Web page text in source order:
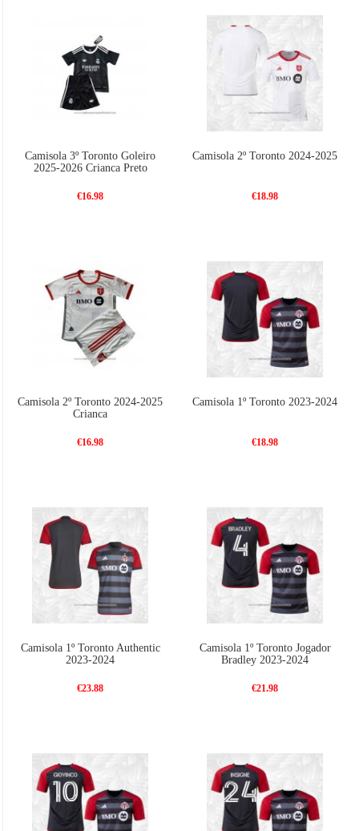
Camisola 3º Toronto Goleiro
2025-2026 Crianca Preto
€16.98
Camisola 2º Toronto 2024-2025
€18.98
Camisola 2º Toronto 2024-2025
Crianca
€16.98
Camisola 1º Toronto 2023-2024
€18.98
Camisola 1º Toronto Authentic
2023-2024
€23.88
Camisola 1º Toronto Jogador
Bradley 2023-2024
€21.98